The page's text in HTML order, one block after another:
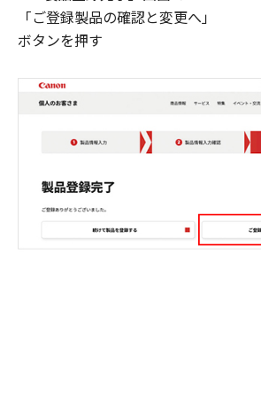
「ご登録製品の確認と変更へ」
ボタンを押す